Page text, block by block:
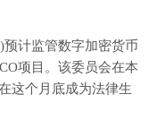
计监管数字加密货币
项目。该委员会在本
这个月底成为法律生